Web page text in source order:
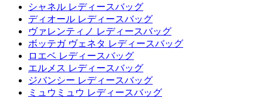
シャネル レディースバッグ
ディオール レディースバッグ
ヴァレンティノ レディースバッグ
ボッテガ ヴェネタ レディースバッグ
ロエベ レディースバッグ
エルメス レディースバッグ
ジバンシー レディースバッグ
ミュウミュウ レディースバッグ